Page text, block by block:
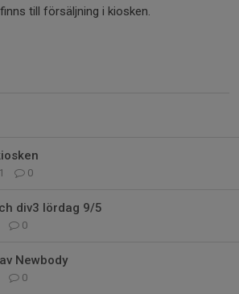
till försäljning i kiosken.
0
div3 lördag 9/5
0
Newbody
0